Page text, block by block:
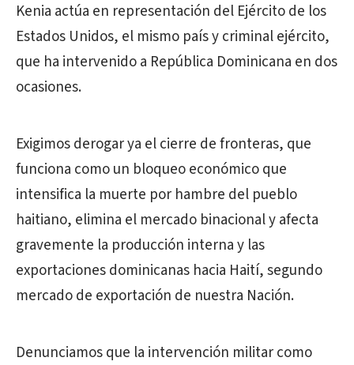
Kenia actúa en representación del Ejército de los
Estados Unidos, el mismo país y criminal ejército,
que ha intervenido a República Dominicana en dos
ocasiones.
Exigimos derogar ya el cierre de fronteras, que
funciona como un bloqueo económico que
intensifica la muerte por hambre del pueblo
haitiano, elimina el mercado binacional y afecta
gravemente la producción interna y las
exportaciones dominicanas hacia Haití, segundo
mercado de exportación de nuestra Nación.
Denunciamos que la intervención militar como